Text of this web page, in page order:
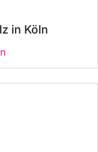
in Köln